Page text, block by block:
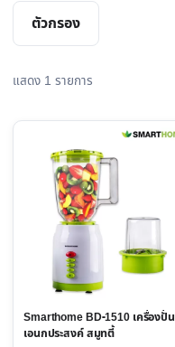
ตัวกรอง
แสดง 1 รายการ
Smarthome BD-1510 เครื่องปั่น
เอนกประสงค์ สมูทตี้